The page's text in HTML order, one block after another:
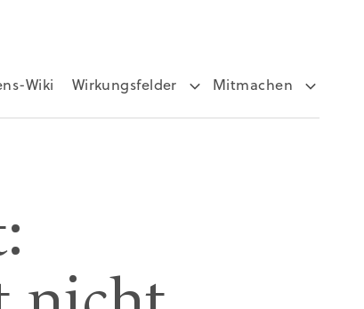
Wiki Wirkungsfelder Mitmachen